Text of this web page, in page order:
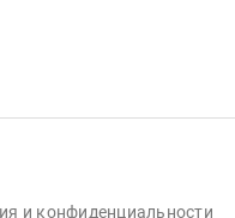
и конфиденциальности